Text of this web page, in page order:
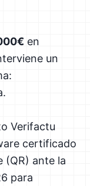
en
un
Verifactu
certificado
(QR) ante la
para